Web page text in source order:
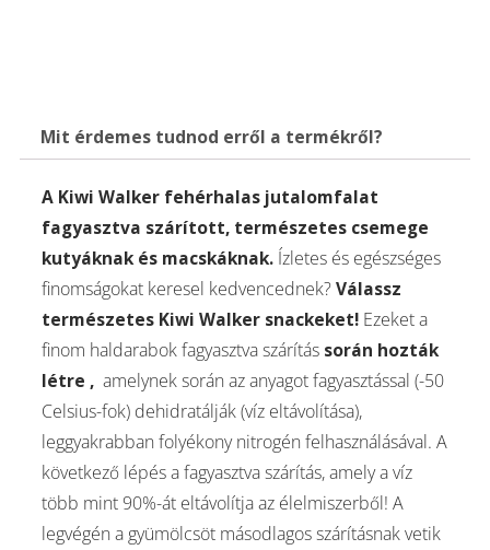
Mit érdemes tudnod erről a termékről?
A Kiwi Walker fehérhalas jutalomfalat
fagyasztva szárított, természetes csemege
kutyáknak és macskáknak. Ízletes és egészséges
finomságokat keresel kedvencednek?Válassz
természetes Kiwi Walker snackeket! Ezeket a
finom haldarabok fagyasztva szárítás során hozták
létre , amelynek során az anyagot fagyasztással (-50
Celsius-fok) dehidratálják (víz eltávolítása),
leggyakrabban folyékony nitrogén felhasználásával. A
következő lépés a fagyasztva szárítás, amely a víz
több mint 90%-át eltávolítja az élelmiszerből! A
legvégén a gyümölcsöt másodlagos szárításnak vetik